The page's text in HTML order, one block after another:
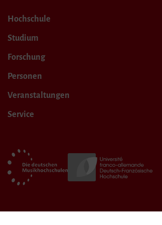
Hochschule
Studium
Forschung
Personen
Veranstaltungen
Service